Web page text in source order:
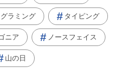
ラミング タイピング
ニア ノースフェイス
山の日